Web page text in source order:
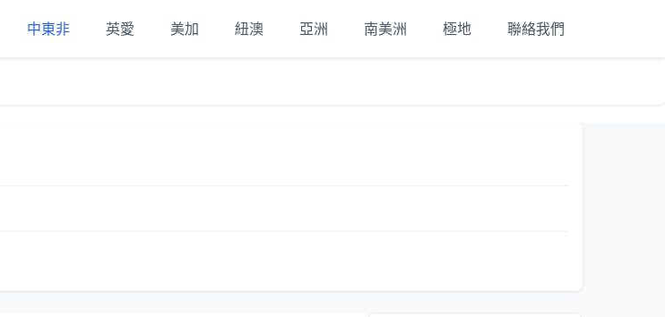
中東非 英愛 美加 紐澳 亞洲 南美洲 極地 聯絡我們